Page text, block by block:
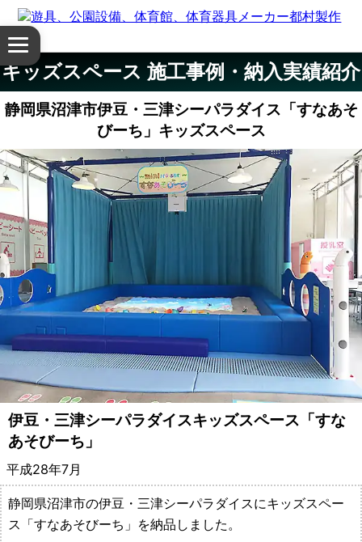
体
育
館・
育
器
具
公
園
設
備・
遊
具
メ
ー
メ
ニ
ュ
ー
を
く
キッズスペース 施工事例・納入実績紹介
静岡県沼津市伊豆・三津シーパラダイス「すなあそ
びーち」キッズスペース
伊豆・三津シーパラダイスキッズスペース「すな
あそびーち」
平成28年7月
静岡県沼津市の伊豆・三津シーパラダイスにキッズスペー
ス「すなあそびーち」を納品しました。